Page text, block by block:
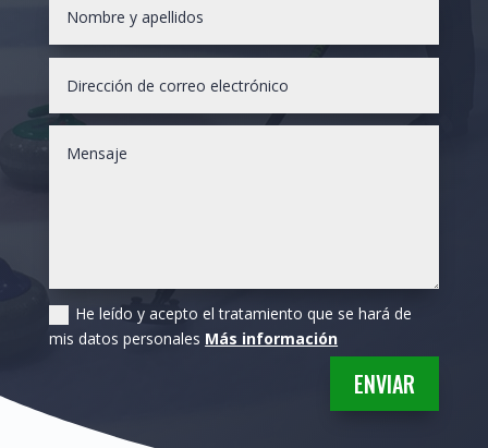
He leído y acepto el tratamiento que se hará de
mis datos personales Más información
ENVIAR